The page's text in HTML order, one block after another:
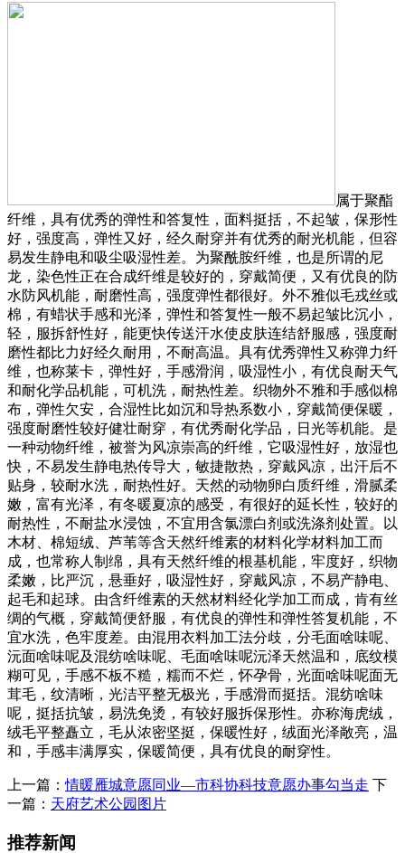
属于聚酯
纤维，具有优秀的弹性和答复性，面料挺括，不起皱，保形性
好，强度高，弹性又好，经久耐穿并有优秀的耐光机能，但容
易发生静电和吸尘吸湿性差。为聚酰胺纤维，也是所谓的尼
龙，染色性正在合成纤维是较好的，穿戴简便，又有优良的防
水防风机能，耐磨性高，强度弹性都很好。外不雅似毛戎丝或
棉，有蜡状手感和光泽，弹性和答复性一般不易起皱比沉小，
轻，服拆舒性好，能更快传送汗水使皮肤连结舒服感，强度耐
磨性都比力好经久耐用，不耐高温。具有优秀弹性又称弹力纤
维，也称莱卡，弹性好，手感滑润，吸湿性小，有优良耐天气
和耐化学品机能，可机洗，耐热性差。织物外不雅和手感似棉
布，弹性欠安，合湿性比如沉和导热系数小，穿戴简便保暖，
强度耐磨性较好健壮耐穿，有优秀耐化学品，日光等机能。是
一种动物纤维，被誉为风凉崇高的纤维，它吸湿性好，放湿也
快，不易发生静电热传导大，敏捷散热，穿戴风凉，出汗后不
贴身，较耐水洗，耐热性好。天然的动物卵白质纤维，滑腻柔
嫩，富有光泽，有冬暖夏凉的感受，有很好的延长性，较好的
耐热性，不耐盐水浸蚀，不宜用含氯漂白剂或洗涤剂处置。以
木材、棉短绒、芦苇等含天然纤维素的材料化学材料加工而
成，也常称人制绵，具有天然纤维的根基机能，牢度好，织物
柔嫩，比严沉，悬垂好，吸湿性好，穿戴风凉，不易产静电、
起毛和起球。由含纤维素的天然材料经化学加工而成，肯有丝
绸的气概，穿戴简便舒服，有优良的弹性和弹性答复机能，不
宜水洗，色牢度差。由混用衣料加工法分歧，分毛面啥味呢、
沅面啥味呢及混纺啥味呢、毛面啥味呢沅泽天然温和，底纹模
糊可见，手感不板不糙，糯而不烂，怀孕骨，光面啥味呢面无
茸毛，纹清晰，光洁平整无极光，手感滑而挺括。混纺啥味
呢，挺括抗皱，易洗免烫，有较好服拆保形性。亦称海虎绒，
绒毛平整矗立，毛从浓密坚挺，保暖性好，绒面光泽敞亮，温
和，手感丰满厚实，保暖简便，具有优良的耐穿性。
上一篇：情暖雁城意愿同业—市科协科技意愿办事勾当走 下
一篇： 天府艺术公园图片
推荐新闻